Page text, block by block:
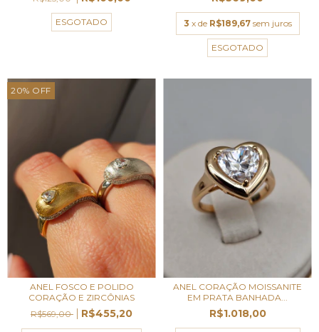
ESGOTADO 3 x de R$189,67 sem juros
ESGOTADO
20% OFF
ANEL FOSCO E POLIDO
CORAÇÃO E ZIRCÔNIAS
R$569,00
R$455,20
ANEL CORAÇÃO MOISSANITE
EM PRATA BANHADA...
R$1.018,00